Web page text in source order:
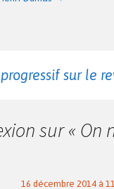
progressif sur le
sur « On
16 décembre 2014 à